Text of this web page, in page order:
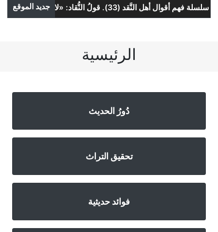
جديد الموقع سلسلة فهم أقوال أهل النَّقد (33). قولُ النُّقاد: «لا يَسْتَخِفُّه» و«لا يَسْتَمْرِئُه»!
الرئيسية
دُورُ الحديث
تحقيق التراث
فوائد حديثية